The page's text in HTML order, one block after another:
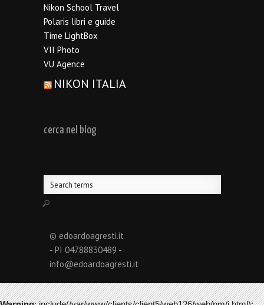
Nikon School Travel
Polaris libri e guide
Time LightBox
VII Photo
VU Agence
NIKON ITALIA
cerca nel blog
© edoardoagresti.it
- PI 04788830489 -
info@edoardoagresti.it